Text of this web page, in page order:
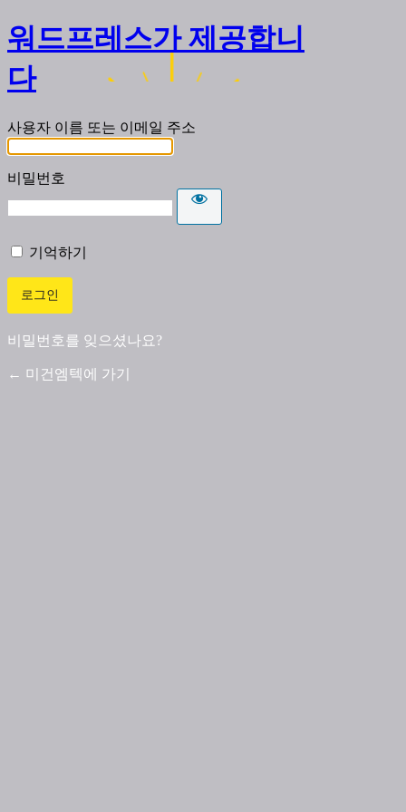
워드프레스가 제공합니
다
사용자 이름 또는 이메일 주소
비밀번호
기억하기
비밀번호를 잊으셨나요?
← 미건엠텍에 가기